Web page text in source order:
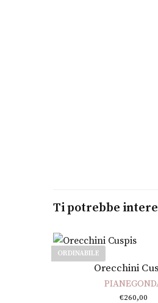
Ti potrebbe
ORDINABILE
Leggi tutto
Orecchini
€260,00